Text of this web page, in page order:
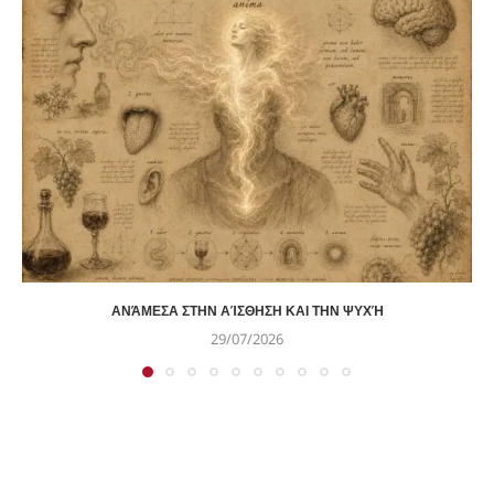
ΑΝΆΜΕΣΑ ΣΤΗΝ ΑΊΣΘΗΣΗ ΚΑΙ ΤΗΝ ΨΥΧΉ
29/07/2026